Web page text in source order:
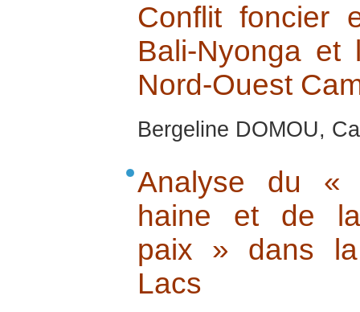
Conflit foncier
Bali-Nyonga
Nord-Ouest
Bergeline DOMOU,
Analyse du «
haine et de
paix » dans
Lacs